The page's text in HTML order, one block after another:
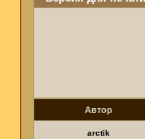
Автор
arctik